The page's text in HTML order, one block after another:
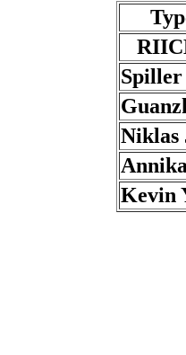
Spiller
Niklas
Kevin